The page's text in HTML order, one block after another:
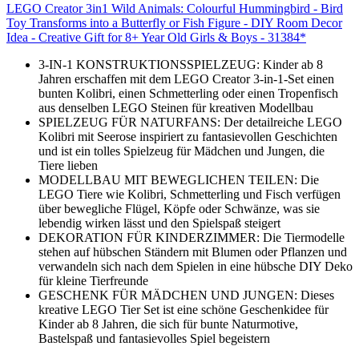
LEGO Creator 3in1 Wild Animals: Colourful Hummingbird - Bird
Toy Transforms into a Butterfly or Fish Figure - DIY Room Decor
Idea - Creative Gift for 8+ Year Old Girls & Boys - 31384*
3-IN-1 KONSTRUKTIONSSPIELZEUG: Kinder ab 8
Jahren erschaffen mit dem LEGO Creator 3-in-1-Set einen
bunten Kolibri, einen Schmetterling oder einen Tropenfisch
aus denselben LEGO Steinen für kreativen Modellbau
SPIELZEUG FÜR NATURFANS: Der detailreiche LEGO
Kolibri mit Seerose inspiriert zu fantasievollen Geschichten
und ist ein tolles Spielzeug für Mädchen und Jungen, die
Tiere lieben
MODELLBAU MIT BEWEGLICHEN TEILEN: Die
LEGO Tiere wie Kolibri, Schmetterling und Fisch verfügen
über bewegliche Flügel, Köpfe oder Schwänze, was sie
lebendig wirken lässt und den Spielspaß steigert
DEKORATION FÜR KINDERZIMMER: Die Tiermodelle
stehen auf hübschen Ständern mit Blumen oder Pflanzen und
verwandeln sich nach dem Spielen in eine hübsche DIY Deko
für kleine Tierfreunde
GESCHENK FÜR MÄDCHEN UND JUNGEN: Dieses
kreative LEGO Tier Set ist eine schöne Geschenkidee für
Kinder ab 8 Jahren, die sich für bunte Naturmotive,
Bastelspaß und fantasievolles Spiel begeistern